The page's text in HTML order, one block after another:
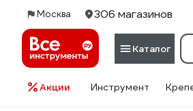
Москва 306 магазинов
Каталог
Акции Инструмент